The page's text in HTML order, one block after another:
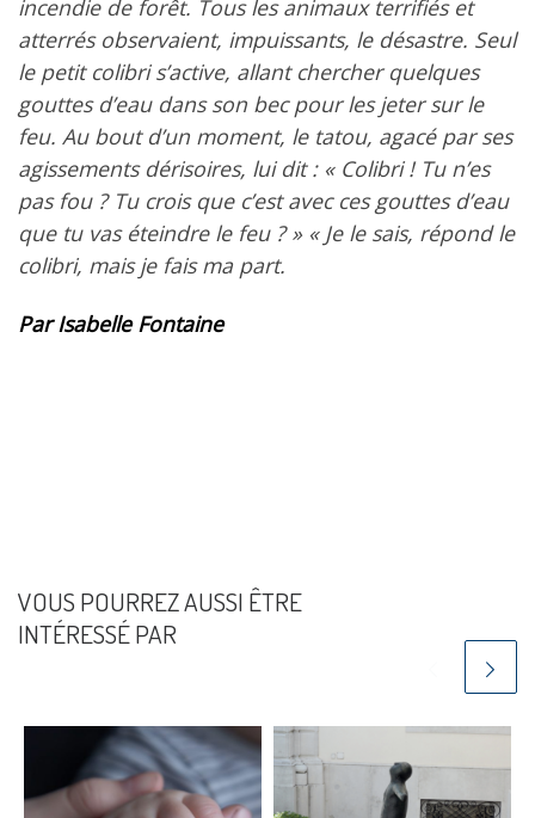
incendie de forêt. Tous les animaux terrifiés et
atterrés observaient, impuissants, le désastre. Seul
le petit colibri s’active, allant chercher quelques
gouttes d’eau dans son bec pour les jeter sur le
feu. Au bout d’un moment, le tatou, agacé par ses
agissements dérisoires, lui dit : « Colibri ! Tu n’es
pas fou ? Tu crois que c’est avec ces gouttes d’eau
que tu vas éteindre le feu ? » « Je le sais, répond le
colibri, mais je fais ma part.
Par Isabelle Fontaine
VOUS POURREZ AUSSI ÊTRE
INTÉRESSÉ PAR